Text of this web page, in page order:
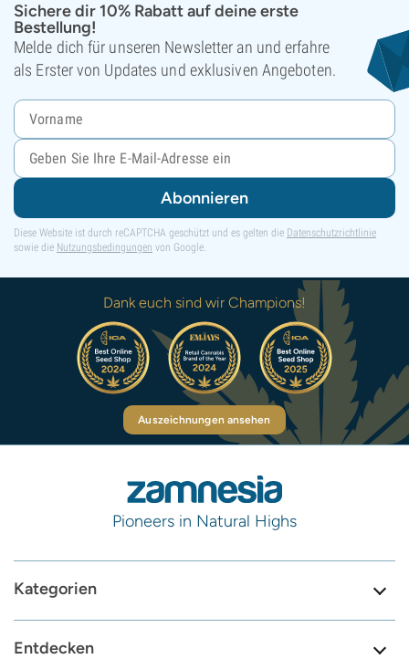
Sichere dir 10% Rabatt auf deine erste
Bestellung!
Melde dich für unseren Newsletter an und erfahre
als Erster von Updates und exklusiven Angeboten.
Abonnieren
Diese Website ist durch reCAPTCHA geschützt und es gelten die Datenschutzrichtlinie
sowie die Nutzungsbedingungen von Google.
Dank euch sind wir Champions!
Auszeichnungen ansehen
Pioneers in Natural Highs
Kategorien
Entdecken